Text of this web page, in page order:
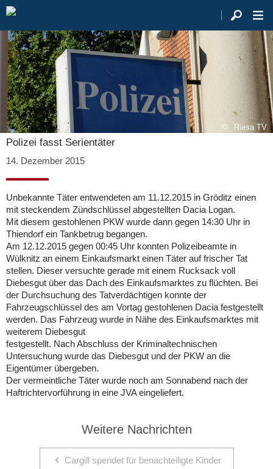
Riesa TV
Polizei fasst Serientäter
14. Dezember 2015
Unbekannte Täter entwendeten am 11.12.2015 in Gröditz einen
mit steckendem Zündschlüssel abgestellten Dacia Logan.
Mit diesem gestohlenen PKW wurde dann gegen 14:30 Uhr in
Thiendorf ein Tankbetrug begangen.
Am 12.12.2015 gegen 00:45 Uhr konnten Polizeibeamte in
Wülknitz an einem Einkaufsmarkt einen Täter auf frischer Tat
stellen. Dieser versuchte gerade mit einem Rucksack voll
Diebesgut über das Dach des Einkaufsmarktes zu flüchten. Bei
der Durchsuchung des Tatverdächtigen konnte der
Fahrzeugschlüssel des am Vortag gestohlenen Dacia festgestellt
werden. Das Fahrzeug wurde in Nähe des Einkaufsmarktes mit
weiterem Diebesgut
festgestellt. Nach Abschluss der Kriminaltechnischen
Untersuchung wurde das Diebesgut und der PKW an die
Eigentümer übergeben.
Der vermeintliche Täter wurde noch am Sonnabend nach der
Haftrichtervorführung in eine JVA eingeliefert.
Weitere Nachrichten
Cargill spendet für benachteiligte Kinder